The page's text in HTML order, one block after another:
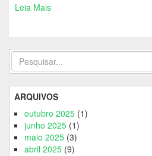
Leia Mais
ARQUIVOS
outubro 2025 (1)
junho 2025 (1)
maio 2025 (3)
abril 2025 (9)